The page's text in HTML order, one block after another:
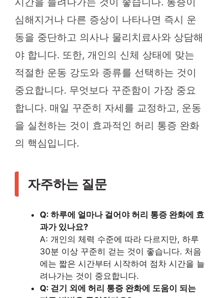
심해지거나 다른 증상이 나타나면 즉시 운
동을 중단하고 의사나 물리치료사와 상담해
야 합니다. 또한, 개인의 신체 상태에 맞는
적절한 운동 강도와 종류를 선택하는 것이
중요합니다. 무엇보다 꾸준함이 가장 중요
합니다. 매일 꾸준히 자세를 교정하고, 운동
을 실천하는 것이 효과적인 허리 통증 완화
의 핵심입니다.
자주하는 질문
Q: 하루에 얼마나 걸어야 허리 통증 완화에 효
과가 있나요?
A: 개인의 체력 수준에 따라 다르지만, 하루
30분 이상 꾸준히 걷는 것이 좋습니다. 처음
에는 짧은 시간부터 시작하여 점차 시간을 늘
려나가는 것이 중요합니다.
Q: 걷기 외에 허리 통증 완화에 도움이 되는